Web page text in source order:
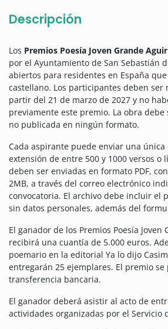
Descripción
Los Premios Poesía Joven Grande
por el Ayuntamiento de San Sebastián
abiertos para residentes en España
castellano. Los participantes deben ser
partir del 21 de marzo de 2027 y no
previamente este premio. La obra
no publicada en ningún formato.
Cada aspirante puede enviar una única
extensión de entre 500 y 1000 versos o
deben ser enviadas en formato PDF,
2MB, a través del correo electrónico
convocatoria. El archivo debe incluir el
sin datos personales, además del
El ganador de los Premios Poesía Joven
recibirá una cuantía de 5.000 euros.
poemario en la editorial Ya lo dijo
entregarán 25 ejemplares. El premio
transferencia bancaria.
El ganador deberá asistir al acto de
actividades organizadas por el Servicio